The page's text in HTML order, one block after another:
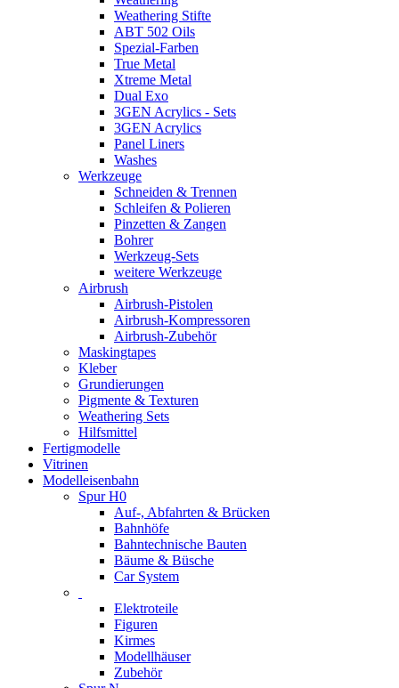
Weathering Stifte
ABT 502 Oils
Spezial-Farben
True Metal
Xtreme Metal
Dual Exo
3GEN Acrylics - Sets
3GEN Acrylics
Panel Liners
Washes
Werkzeuge
Schneiden & Trennen
Schleifen & Polieren
Pinzetten & Zangen
Bohrer
Werkzeug-Sets
weitere Werkzeuge
Airbrush
Airbrush-Pistolen
Airbrush-Kompressoren
Airbrush-Zubehör
Maskingtapes
Kleber
Grundierungen
Pigmente & Texturen
Weathering Sets
Hilfsmittel
Fertigmodelle
Vitrinen
Modelleisenbahn
Spur H0
Auf-, Abfahrten & Brücken
Bahnhöfe
Bahntechnische Bauten
Bäume & Büsche
Car System
Elektroteile
Figuren
Kirmes
Modellhäuser
Zubehör